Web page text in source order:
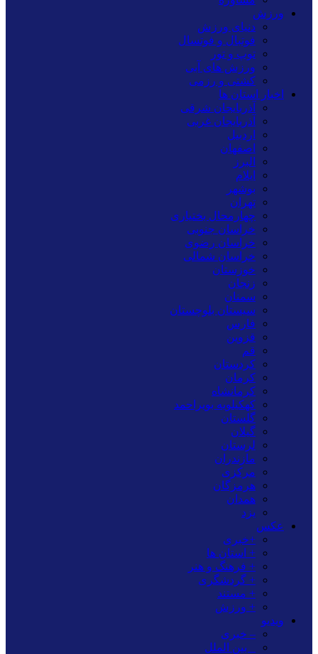
ورزش
دنیای ورزش
فوتبال و فوتسال
توپ و تور
ورزش های آبی
کشتی و رزمی
اخبار استان ها
آذربایجان شرقی
آذربایجان غربی
اردبیل
اصفهان
البرز
ایلام
بوشهر
تهران
چهارمحال بختیاری
خراسان جنوبی
خراسان رضوی
خراسان شمالی
خوزستان
زنجان
سمنان
سیستان بلوچستان
فارس
قزوین
قم
کردستان
کرمان
کرمانشاه
کهکیلویه بویراحمد
گلستان
گیلان
لرستان
مازندران
مرکزی
هرمزگان
همدان
یزد
عکس
+خبری
+ استان ها
+ فرهنگ و هنر
+ گردشگری
+ مستند
+ ورزش
ویدیو
– خبری
_ بین الملل